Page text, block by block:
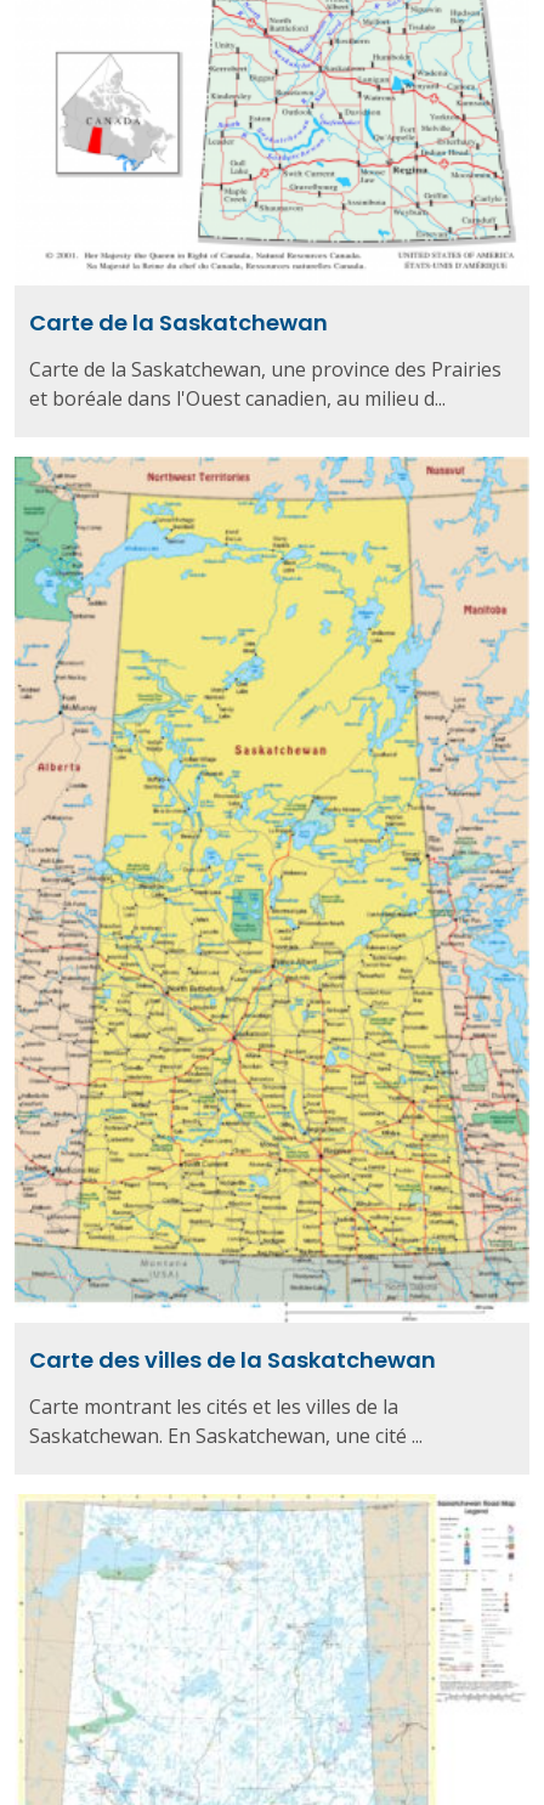
Carte de la Saskatchewan
Carte de la Saskatchewan, une province des Prairies
et boréale dans l'Ouest canadien, au milieu d...
Carte des villes de la Saskatchewan
Carte montrant les cités et les villes de la
Saskatchewan. En Saskatchewan, une cité ...